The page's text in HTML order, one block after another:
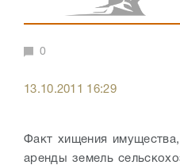
0
13.10.2011 16:29
Факт хищения
аренды земель